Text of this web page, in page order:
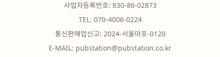
사업자등록번호: 830-86-02873
TEL: 070-4006-0224
통신판매업신고: 2024-서울마포-0120
E-MAIL: pubstation@pubstation.co.kr